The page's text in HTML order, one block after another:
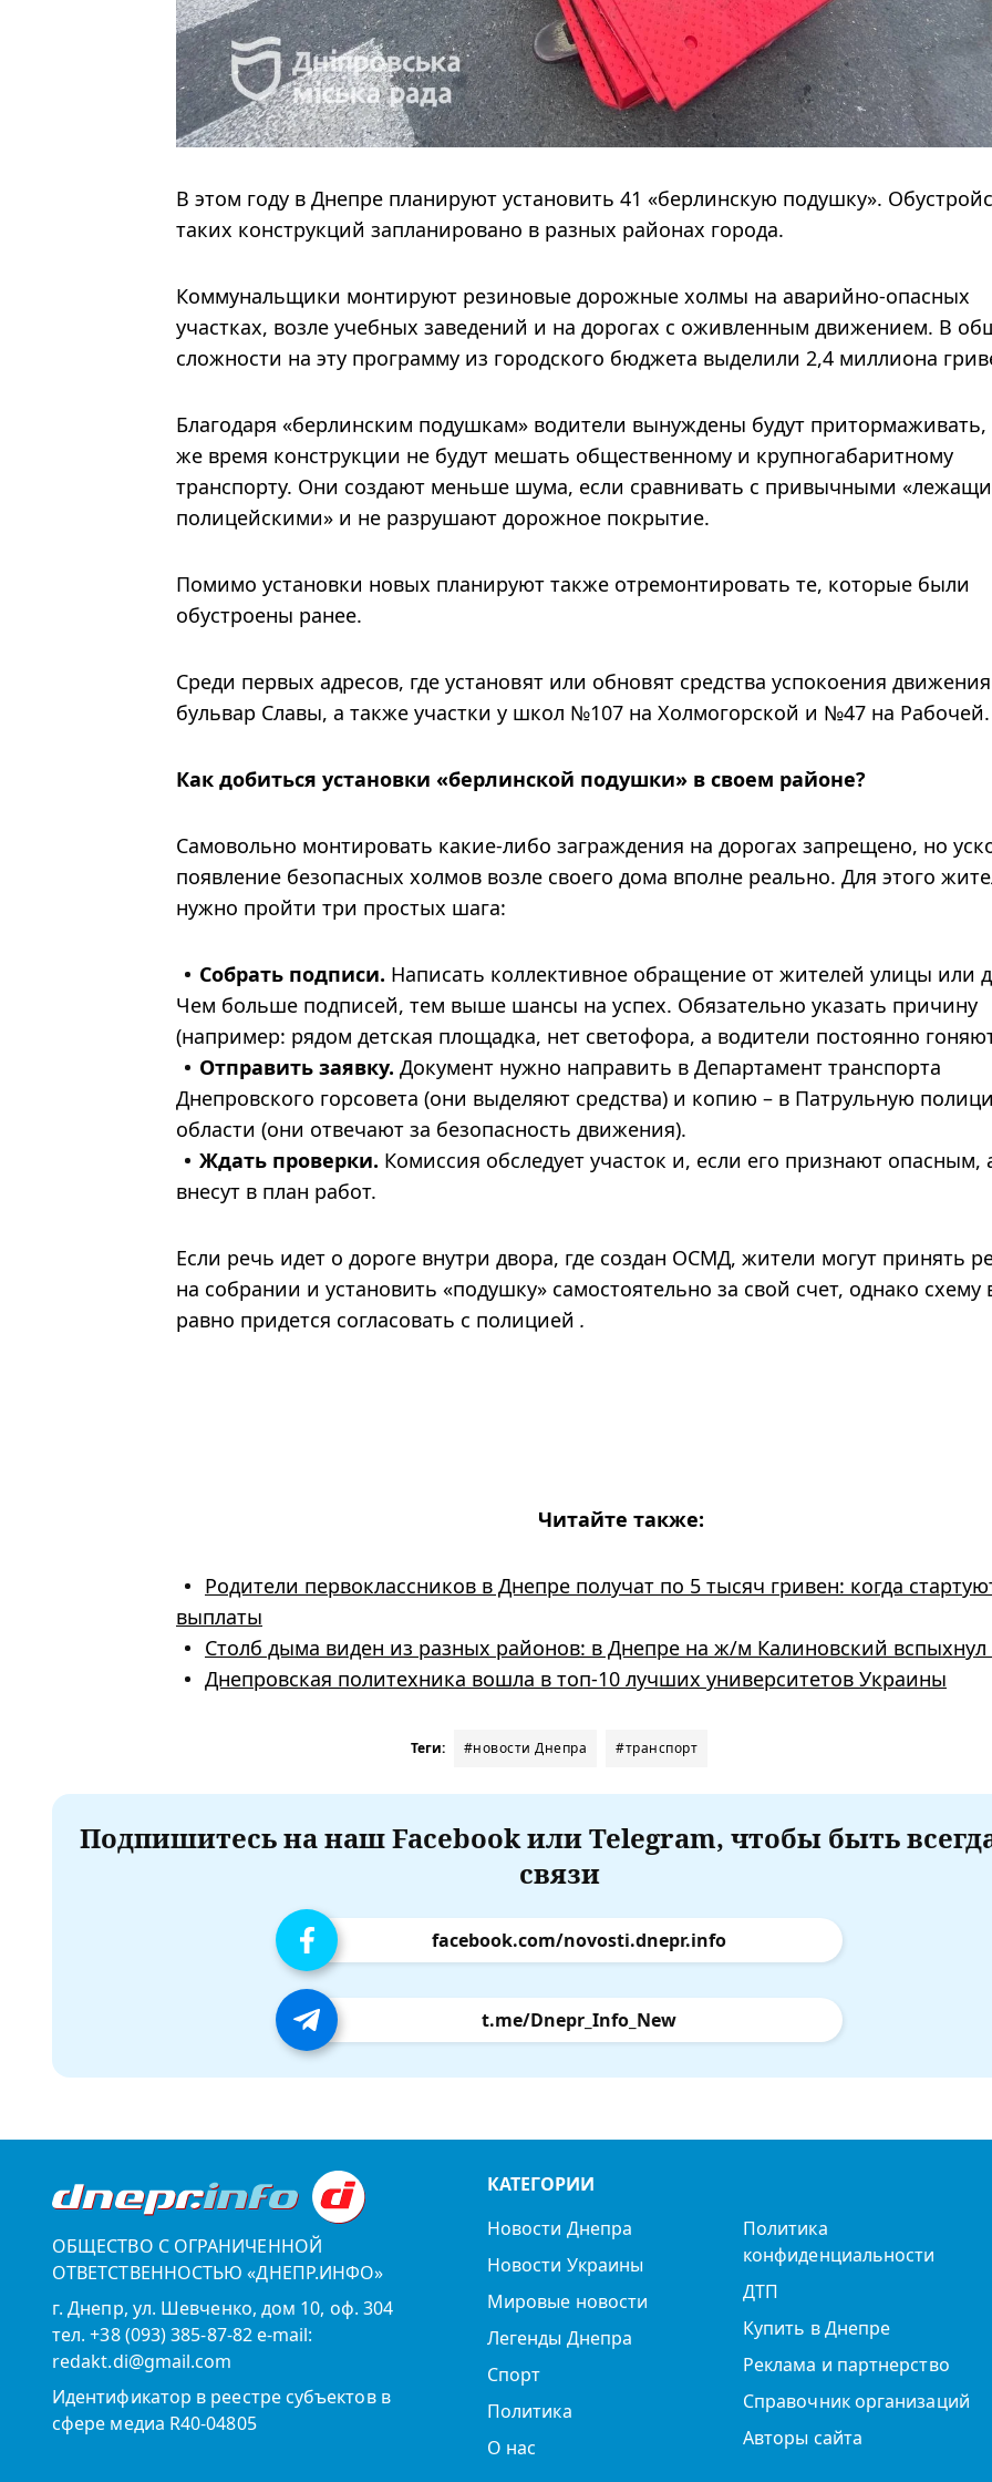
В этом году в Днепре планируют установить 41 «берлинскую подушку».
таких конструкций запланировано в разных районах города.
Коммунальщики монтируют резиновые дорожные холмы на аварийно-опасных
участках, возле учебных заведений и на дорогах с оживленным движением. В
сложности на эту программу из городского бюджета выделили 2,4 миллиона
Благодаря «берлинским подушкам» водители вынуждены будут притормаживать,
же время конструкции не будут мешать общественному и крупногабаритному
транспорту. Они создают меньше шума, если сравнивать с привычными
полицейскими» и не разрушают дорожное покрытие.
Помимо установки новых планируют также отремонтировать те, которые были
обустроены ранее.
Среди первых адресов, где установят или обновят средства успокоения
бульвар Славы, а также участки у школ №107 на Холмогорской и №47 на Рабочей.
Как добиться установки «берлинской подушки» в своем районе?
Самовольно монтировать какие-либо заграждения на дорогах запрещено, но
появление безопасных холмов возле своего дома вполне реально. Для этого
нужно пройти три простых шага:
Собрать подписи. Написать коллективное обращение от жителей улицы или
Чем больше подписей, тем выше шансы на успех. Обязательно указать причину
(например: рядом детская площадка, нет светофора, а водители постоянно
Отправить заявку. Документ нужно направить в Департамент транспорта
Днепровского горсовета (они выделяют средства) и копию – в Патрульную
области (они отвечают за безопасность движения).
Ждать проверки. Комиссия обследует участок и, если его признают опасным,
внесут в план работ.
Если речь идет о дороге внутри двора, где создан ОСМД, жители могут принять
на собрании и установить «подушку» самостоятельно за свой счет, однако схему
равно придется согласовать с полицией .
Читайте также:
Родители первоклассников в Днепре получат по 5 тысяч гривен: когда
выплаты
Столб дыма виден из разных районов: в Днепре на ж/м Калиновский
Днепровская политехника вошла в топ-10 лучших университетов Украины
Теги: #новости Днепра #транспорт
Подпишитесь на наш Facebook или Telegram, чтобы быть
связи
facebook.com/novosti.dnepr.info
t.me/Dnepr_Info_New
ОБЩЕСТВО С ОГРАНИЧЕННОЙ
ОТВЕТСТВЕННОСТЬЮ «ДНЕПР.ИНФО»
г. Днепр, ул. Шевченко, дом 10, оф. 304
тел. +38 (093) 385-87-82 e-mail:
redakt.di@gmail.com
Идентификатор в реестре субъектов в
сфере медиа R40-04805
КАТЕГОРИИ
Новости Днепра
Новости Украины
Мировые новости
Легенды Днепра
Спорт
Политика
О нас
Политика
конфиденциальности
ДТП
Купить в Днепре
Реклама и партнерство
Справочник организаций
Авторы сайта